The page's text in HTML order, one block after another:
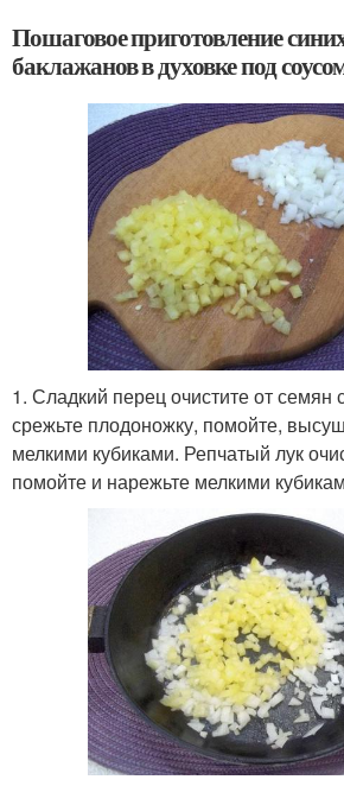
Пошаговое приготовление
баклажанов в духовке под
1. Сладкий перец очистите от семян
срежьте плодоножку, помойте,
мелкими кубиками. Репчатый лук
помойте и нарежьте мелкими